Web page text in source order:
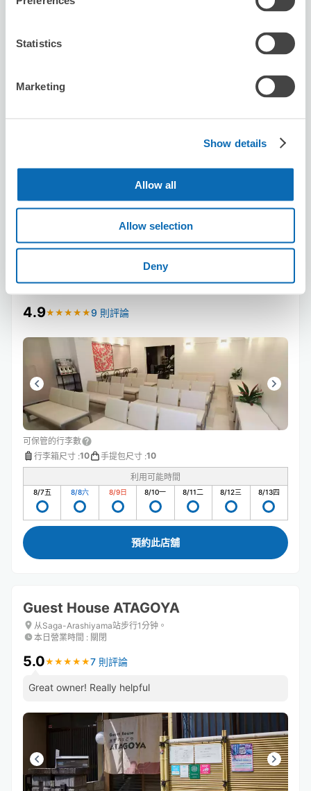
Statistics
Marketing
Show details
Allow all
Allow selection
Deny
行李箱尺寸
Kyoto VIP Lounge （Closed Between
4.9★ ★ ★ ★ ★
★ ★ ★ ★ ★9 則評論
可保管的行李數
行李箱尺寸 :10 手提包尺寸 :10
利用可能時間
8/7五 8/8六 8/9日 8/10一 8/11二 8/12三 8/13四
預約此店舖
Guest House ATAGOYA
从Saga-Arashiyama站步行1分钟。
本日營業時間 : 關閉
5.0★ ★ ★ ★ ★
★ ★ ★ ★ ★7 則評論
Great owner! Really helpful